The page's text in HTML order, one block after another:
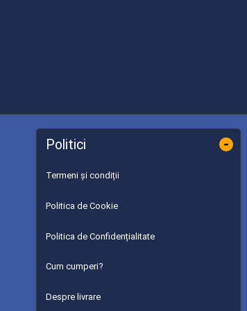
Politici -
Termeni și condiții
Politica de Cookie
Politica de Confidențialitate
Cum cumperi?
Despre livrare